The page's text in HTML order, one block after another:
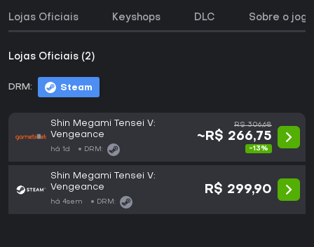
Lojas Oficiais Keyshops DLC Sobre o jogo
Lojas Oficiais (2)
DRM: Steam
Shin Megami Tensei V:
Vengeance
há 1d DRM:
R$ 306,68
~R$ 266,75
-13%
Shin Megami Tensei V:
Vengeance
há 4sem DRM:
R$ 299,90